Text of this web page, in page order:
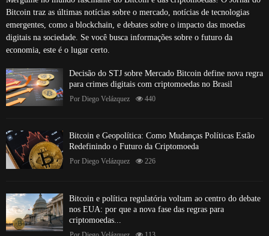
Bitcoin traz as últimas notícias sobre o mercado, notícias de tecnologias
emergentes, como a blockchain, e debates sobre o impacto das moedas
digitais na sociedade. Se você busca informações sobre o futuro da
economia, este é o lugar certo.
Decisão do STJ sobre Mercado Bitcoin define nova regra
para crimes digitais com criptomoedas no Brasil
Por Diego Velázquez 440
Bitcoin e Geopolítica: Como Mudanças Políticas Estão
Redefinindo o Futuro da Criptomoeda
Por Diego Velázquez 226
Bitcoin e política regulatória voltam ao centro do debate
nos EUA: por que a nova fase das regras para
criptomoedas...